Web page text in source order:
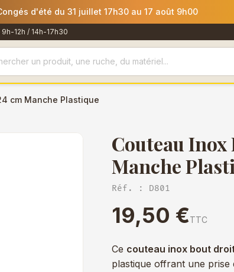
passées après le 30 juillet 12h00 seront expédiées le
9h-12h / 14h-17h30
cm Manche Plastique
Couteau
Manche
Réf. : D801
19,50 €TTC
Ce couteau inox bout
plastique offrant une